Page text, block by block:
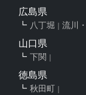
広島県
八丁堀 流川
山口県
下関
徳島県
秋田町